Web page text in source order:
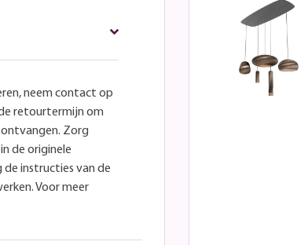
neem contact op
retourtermijn om
Zorg
de originele
de instructies van de
Voor meer